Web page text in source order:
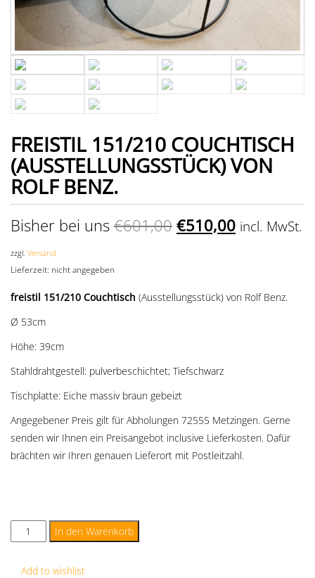
FREISTIL 151/210 COUCHTISCH
(AUSSTELLUNGSSTÜCK) VON
ROLF BENZ.
Bisher bei uns €601,00 €510,00 incl. MwSt.
zzgl. Versand
Lieferzeit: nicht angegeben
freistil 151/210 Couchtisch (Ausstellungsstück) von Rolf Benz.
Ø 53cm
Höhe: 39cm
Stahldrahtgestell: pulverbeschichtet; Tiefschwarz
Tischplatte: Eiche massiv braun gebeizt
Angegebener Preis gilt für Abholungen 72555 Metzingen. Gerne
senden wir Ihnen ein Preisangebot inclusive Lieferkosten. Dafür
brächten wir Ihren genauen Lieferort mit Postleitzahl.
In den Warenkorb
Add to wishlist